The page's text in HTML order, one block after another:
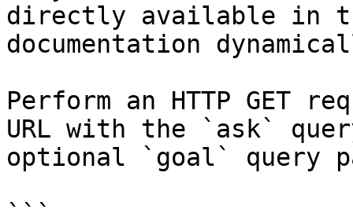
directly available in
documentation
Perform an HTTP GET
URL with the `ask`
optional `goal` query